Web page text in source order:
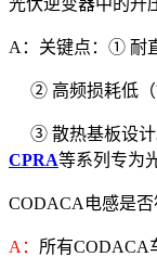
A：关键点：① 耐
② 高频损耗低（
③ 散热基板设计
CPRA等系列专为
CODACA电感是否
A： 所有CODACA